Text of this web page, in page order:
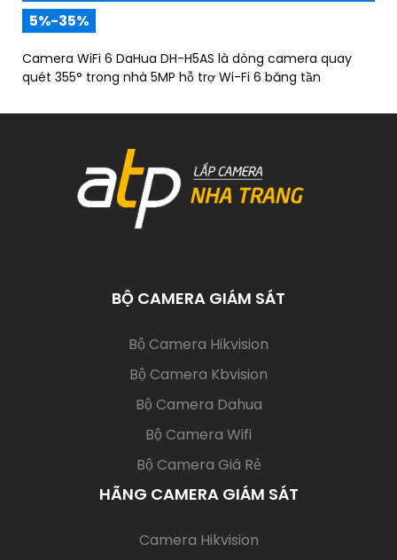
5%-35%
Camera WiFi 6 DaHua DH-H5AS là dòng camera quay
quét 355° trong nhà 5MP hỗ trợ Wi-Fi 6 băng tần
BỘ CAMERA GIÁM SÁT
Bộ Camera Hikvision
Bộ Camera Kbvision
Bộ Camera Dahua
Bộ Camera Wifi
Bộ Camera Giá Rẻ
HÃNG CAMERA GIÁM SÁT
Camera Hikvision(current)